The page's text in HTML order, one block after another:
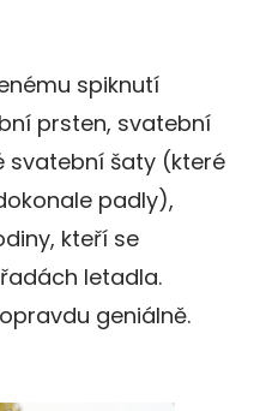
spiknutí
prsten, svatební
svatební šaty (které
padly),
kteří se
letadla.
geniálně.